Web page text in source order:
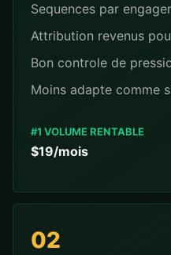
Sequences par
Attribution revenus
Bon controle de
Moins adapte comme
#1 VOLUME RENTABLE
$19/mois
02